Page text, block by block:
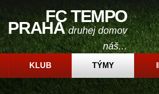
FC TEMPO
PRAHAdruhej domov
náš...
KLUB TÝMY